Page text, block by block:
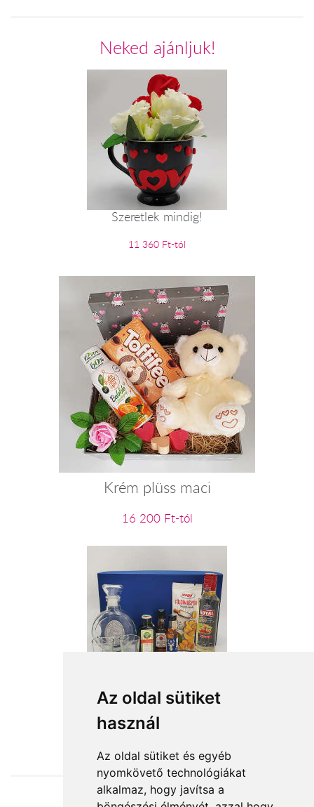
Az oldal sütiket
használ
Az oldal sütiket és egyéb
nyomkövető technológiákat
alkalmaz, hogy javítsa a
Neked ajánljuk!
Szeretlek mindig!
11 360 Ft-tól
Krém plüss maci
16 200 Ft-tól
Boldog névnapot
19 160 Ft-tól